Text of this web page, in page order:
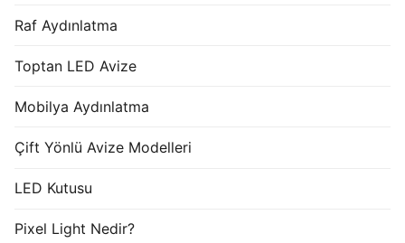
Raf Aydınlatma
Toptan LED Avize
Mobilya Aydınlatma
Çift Yönlü Avize Modelleri
LED Kutusu
Pixel Light Nedir?